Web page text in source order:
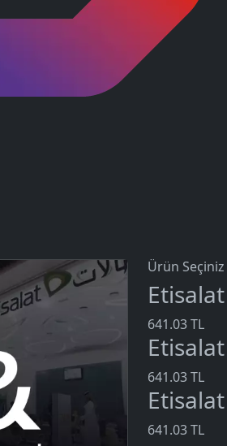
Ürün Seçiniz
641.03 TL
641.03 TL
641.03 TL